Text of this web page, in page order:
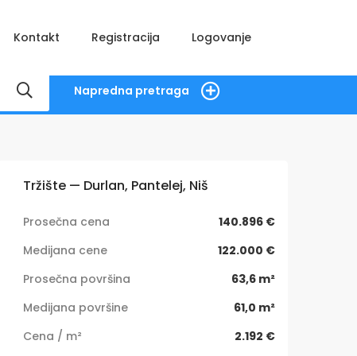
Kontakt Registracija Logovanje
Napredna pretraga
Tržište — Durlan, Pantelej, Niš
Prosečna cena
140.896 €
Medijana cene
122.000 €
Prosečna površina
63,6 m²
Medijana površine
61,0 m²
Cena / m²
2.192 €